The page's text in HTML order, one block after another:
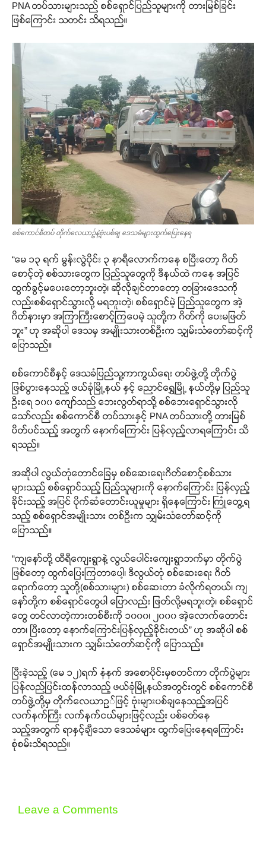
PNA တပ်သားများသည် စစ်ရှောင်ပြည်သူများကို တားမြစ်ခြင်း
ဖြစ်ကြောင်း သတင်း သိရသည်။
စစ်ကောင်စီတပ် တိုက်လေယာဥ်နဲ့ဗုံးပစ်ချ ဒေသခံများထွက်ပြေးနေရ
“မေ ၁၃ ရက် မွန်းလွဲပိုင်း ၃ နာရီလောက်ကနေ စပြီးတော့ ဂိတ်
စောင့်တဲ့ စစ်သားတွေက ပြည်သူတွေကို ဒီနယ်ထဲ ကနေ အပြင်
ထွက်ခွင့်မပေးတော့ဘူးတဲ့၊ ဆိုလိုချင်တာတော့ တခြားဒေသကို
လည်းစစ်ရှောင်သွားလို့ မရဘူးတဲ့၊ စစ်ရှောင်မဲ့ ပြည်သူတွေက အဲ့
ဂိတ်နားမှာ အကြာကြီးစောင့်ကြပေမဲ့ သူတို့က ဂိတ်ကို ပေးမဖြတ်
ဘူး” ဟု အဆိုပါ ဒေသမှ အမျိုးသားတစ်ဦးက သျှမ်းသံတော်ဆင့်ကို
ပြောသည်။
စစ်ကောင်စီနှင့် ဒေသခံပြည်သူ့ကာကွယ်ရေး တပ်ဖွဲ့တို့ တိုက်ပွဲ
ဖြစ်ပွားနေသည့် ဖယ်ခုံမြို့နယ် နှင့် ညောင်ရွှေမြို့ နယ်တို့မှ ပြည်သူ
ဦးရေ ၁၀၀ ကျော်သည် ဘေးလွတ်ရာသို့ စစ်ဘေးရှောင်သွားလို
သော်လည်း စစ်ကောင်စီ တပ်သားနှင့် PNA တပ်သားတို့ တားမြစ်
ပိတ်ပင်သည့် အတွက် နောက်ကြောင်း ပြန်လှည့်လာရကြောင်း သိ
ရသည်။
အဆိုပါ လွယ်တုံတောင်ခြေမှ စစ်ဆေးရေးဂိတ်စောင့်စစ်သား
များသည် စစ်ရှောင်သည့် ပြည်သူများကို နောက်ကြောင်း ပြန်လှည့်
ခိုင်းသည့် အပြင် ပိုက်ဆံတောင်းယူမှုများ ရှိနေကြောင်း ကြုံတွေ့ရ
သည့် စစ်ရှောင်အမျိုးသား တစ်ဦးက သျှမ်းသံတော်ဆင့်ကို
ပြောသည်။
“ကျနော်တို့ ထီရီကျေးရွာနဲ့ လွယ်ပေါင်းကျေးရွာဘက်မှာ တိုက်ပွဲ
ဖြစ်တော့ ထွက်ပြေးကြတာပေါ့၊ ဒီလွယ်တုံ စစ်ဆေးရေး ဂိတ်
ရောက်တော့ သူတို့(စစ်သားများ) စစ်ဆေးတာ ခံလိုက်ရတယ်၊ ကျ
နော်တို့က စစ်ရှောင်တွေပါ ပြောလည်း ဖြတ်လို့မရဘူးတဲ့၊ စစ်ရှောင်
တွေ တင်လာတဲ့ကားတစ်စီးကို ၁၀၀၀၊ ၂၀၀၀ အဲ့လောက်တောင်း
တာ၊ ပြီးတော့ နောက်ကြောင်းပြန်လှည့်ခိုင်းတယ်” ဟု အဆိုပါ စစ်
ရှောင်အမျိုးသားက သျှမ်းသံတော်ဆင့်ကို ပြောသည်။
ပြီးခဲ့သည့် (မေ ၁၂)ရက် နံနက် အစောပိုင်းမှစတင်ကာ တိုက်ပွဲများ
ပြန်လည်ပြင်းထန်လာသည့် ဖယ်ခုံမြို့နယ်အတွင်းတွင် စစ်ကောင်စီ
တပ်ဖွဲ့တို့မှ တိုက်လေယာဥ်ဖြင့် ဗုံးများပစ်ချနေသည့်အပြင်
လက်နက်ကြီး လက်နက်ငယ်များဖြင့်လည်း ပစ်ခတ်နေ
သည့်အတွက် ရာနှင့်ချီသော ဒေသခံများ ထွက်ပြေးနေရကြောင်း
စုံစမ်းသိရသည်။
Leave a Comments